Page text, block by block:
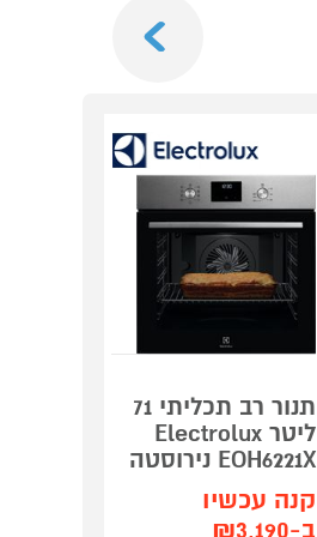
תנור רב תכליתי 71
ליטר Electrolux
EOH6221X נירוסטה
קנה עכשיו
ב-₪3,190